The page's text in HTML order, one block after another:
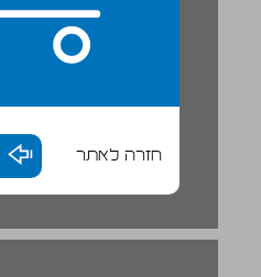
חזרה לאתר
פרק 1 - ההיסטוריה של קידום בריאות ... 17